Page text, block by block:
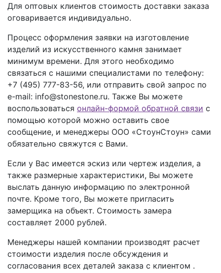
Для оптовых клиентов стоимость доставки заказа
оговаривается индивидуально.
Процесс оформления заявки на изготовление
изделий из искусственного камня занимает
минимум времени. Для этого необходимо
связаться с нашими специалистами по телефону:
+7 (495) 777-83-56, или отправить свой запрос по
e-mail: info@stonestone.ru. Также Вы можете
воспользоваться онлайн-формой обратной связи с
помощью которой можно оставить свое
сообщение, и менеджеры ООО «СтоунСтоун» сами
обязательно свяжутся с Вами.
Если у Вас имеется эскиз или чертеж изделия, а
также размерные характеристики, Вы можете
выслать данную информацию по электронной
почте. Кроме того, Вы можете пригласить
замерщика на объект. Стоимость замера
составляет 2000 рублей.
Менеджеры нашей компании производят расчет
стоимости изделия после обсуждения и
согласования всех деталей заказа с клиентом .